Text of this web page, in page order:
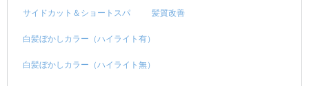
サイドカット＆ショートスパ 髪質改善
白髪ぼかしカラー（ハイライト有）
白髪ぼかしカラー（ハイライト無）